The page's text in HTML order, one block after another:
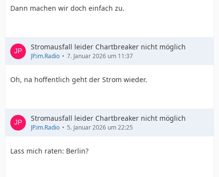
Dann machen wir doch einfach zu.
Stromausfall leider Chartbreaker nicht möglich
JP.im.Radio 7. Januar 2026 um 11:37
Oh, na hoffentlich geht der Strom wieder.
Stromausfall leider Chartbreaker nicht möglich
JP.im.Radio 5. Januar 2026 um 22:25
Lass mich raten: Berlin?